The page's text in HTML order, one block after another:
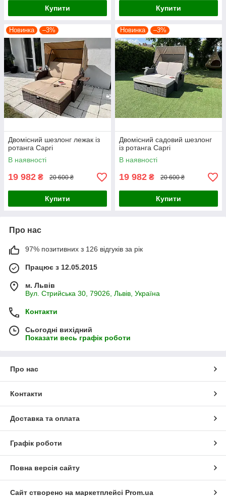
Купити Купити
Новинка –3%
Двомісний шезлонг лежак із
ротанга Capri
В наявності
19 982 ₴ 20 600 ₴
Купити
Новинка –3%
Двомісний садовий шезлонг
із ротанга Capri
В наявності
19 982 ₴ 20 600 ₴
Купити
Про нас
97% позитивних з 126 відгуків за рік
Працює з 12.05.2015
м. Львів
Вул. Стрийська 30, 79026, Львів, Україна
Контакти
Сьогодні вихідний
Показати весь графік роботи
Про нас
Контакти
Доставка та оплата
Графік роботи
Повна версія сайту
Сайт створено на маркетплейсі Prom.ua